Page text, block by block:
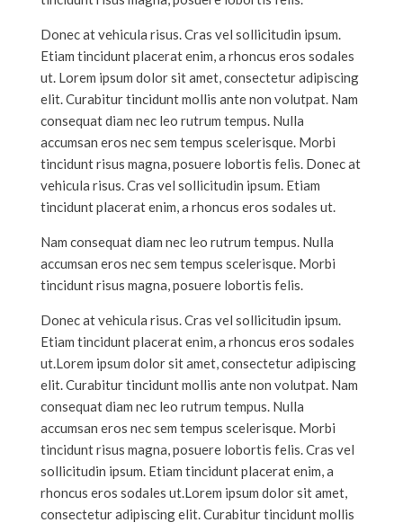
Donec at vehicula risus. Cras vel sollicitudin ipsum.
Etiam tincidunt placerat enim, a rhoncus eros sodales
ut. Lorem ipsum dolor sit amet, consectetur adipiscing
elit. Curabitur tincidunt mollis ante non volutpat. Nam
consequat diam nec leo rutrum tempus. Nulla
accumsan eros nec sem tempus scelerisque. Morbi
tincidunt risus magna, posuere lobortis felis. Donec at
vehicula risus. Cras vel sollicitudin ipsum. Etiam
tincidunt placerat enim, a rhoncus eros sodales ut.
Nam consequat diam nec leo rutrum tempus. Nulla
accumsan eros nec sem tempus scelerisque. Morbi
tincidunt risus magna, posuere lobortis felis.
Donec at vehicula risus. Cras vel sollicitudin ipsum.
Etiam tincidunt placerat enim, a rhoncus eros sodales
ut.Lorem ipsum dolor sit amet, consectetur adipiscing
elit. Curabitur tincidunt mollis ante non volutpat. Nam
consequat diam nec leo rutrum tempus. Nulla
accumsan eros nec sem tempus scelerisque. Morbi
tincidunt risus magna, posuere lobortis felis. Cras vel
sollicitudin ipsum. Etiam tincidunt placerat enim, a
rhoncus eros sodales ut.Lorem ipsum dolor sit amet,
consectetur adipiscing elit. Curabitur tincidunt mollis